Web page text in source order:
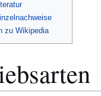
zu Wikipedia